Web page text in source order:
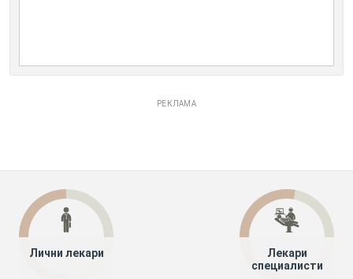
РЕКЛАМА
Лични лекари
Лекари
специалисти